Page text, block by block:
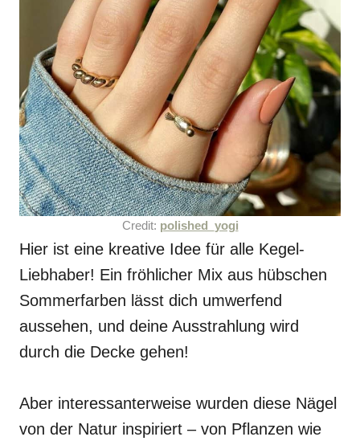
Credit: polished_yogi
Hier ist eine kreative Idee für alle Kegel-
Liebhaber! Ein fröhlicher Mix aus hübschen
Sommerfarben lässt dich umwerfend
aussehen, und deine Ausstrahlung wird
durch die Decke gehen!
Aber interessanterweise wurden diese Nägel
von der Natur inspiriert – von Pflanzen wie